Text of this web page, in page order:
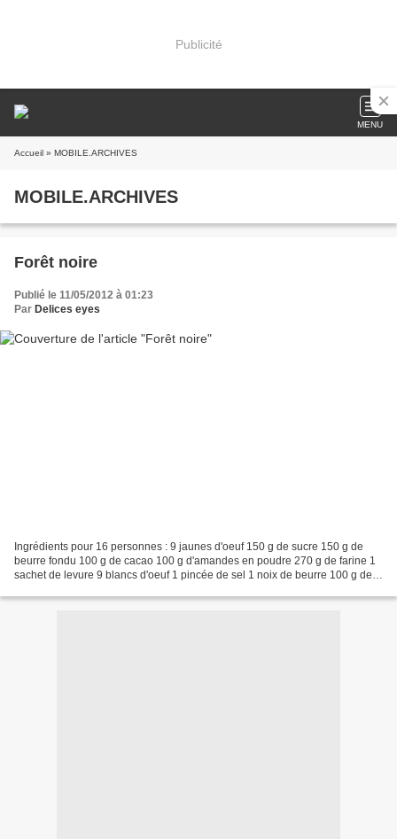
Publicité
MENU
Accueil » MOBILE.ARCHIVES
MOBILE.ARCHIVES
Forêt noire
Publié le 11/05/2012 à 01:23
Par Delices eyes
Ingrédients pour 16 personnes : 9 jaunes d'oeuf 150 g de sucre 150 g de
beurre fondu 100 g de cacao 100 g d'amandes en poudre 270 g de farine 1
sachet de levure 9 blancs d'oeuf 1 pincée de sel 1 noix de beurre 100 g de